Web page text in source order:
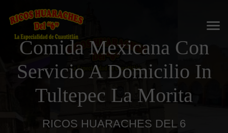
Comida Mexicana Con
Servicio A Domicilio In
Tultepec La Morita
RICOS HUARACHES DEL 6